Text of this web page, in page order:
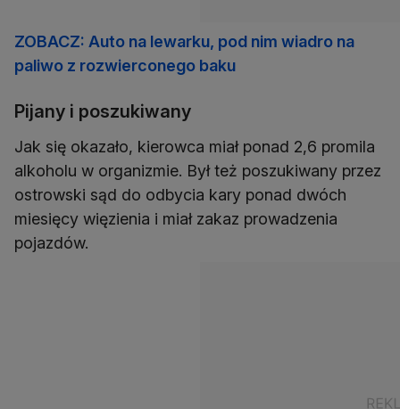
ZOBACZ: Auto na lewarku, pod nim wiadro na
paliwo z rozwierconego baku
Pijany i poszukiwany
Jak się okazało, kierowca miał ponad 2,6 promila
alkoholu w organizmie. Był też poszukiwany przez
ostrowski sąd do odbycia kary ponad dwóch
miesięcy więzienia i miał zakaz prowadzenia
pojazdów.